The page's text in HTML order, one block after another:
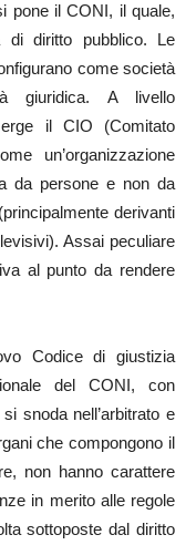
pone il CONI, il quale,
di diritto pubblico. Le
come società
giuridica. A livello
il CIO (Comitato
un’organizzazione
da persone e non da
derivanti
Assai peculiare
al punto da rendere
Codice di giustizia
del CONI, con
snoda nell’arbitrato e
che compongono il
non hanno carattere
in merito alle regole
sottoposte dal diritto